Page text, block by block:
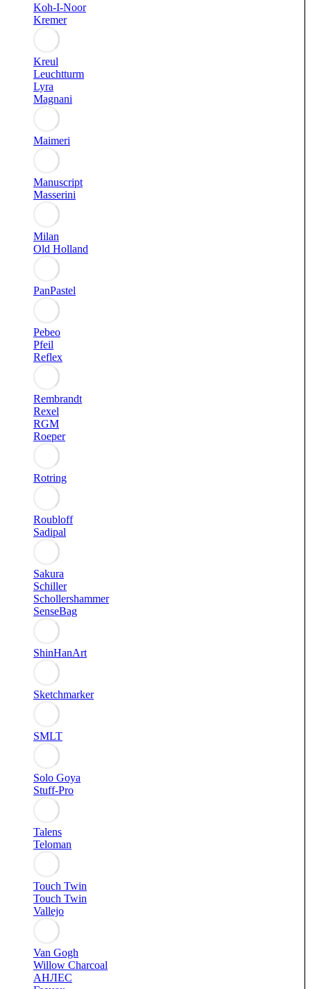
Koh-I-Noor
Kremer
Kreul
Leuchtturm
Lyra
Magnani
Maimeri
Manuscript
Masserini
Milan
Old Holland
PanPastel
Pebeo
Pfeil
Reflex
Rembrandt
Rexel
RGM
Roeper
Rotring
Roubloff
Sadipal
Sakura
Schiller
Schollershammer
SenseBag
ShinHanArt
Sketchmarker
SMLT
Solo Goya
Stuff-Pro
Talens
Teloman
Touch Twin
Touch Twin
Vallejo
Van Gogh
Willow Charcoal
АНЛЕС